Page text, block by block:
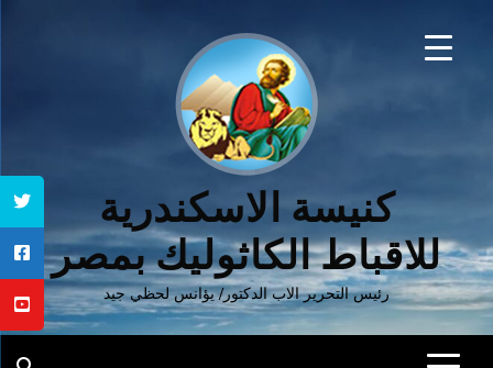
كنيسة الاسكندرية
للاقباط الكاثوليك بمصر
رئيس التحرير الاب الدكتور/ يؤانس لحظي جيد